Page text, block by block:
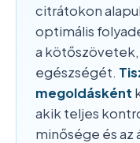
citrátokon
optimális
a kötőszövetek,
egészségét.
megoldásként
akik teljes
minősége és az